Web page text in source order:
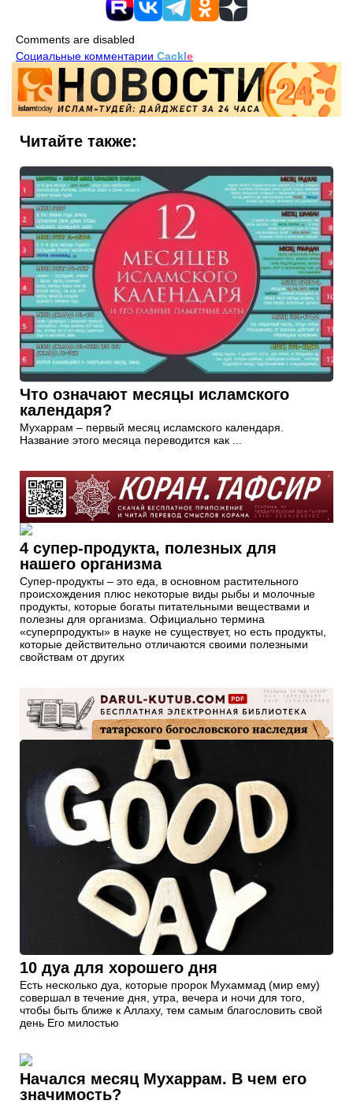
Comments are disabled
Социальные комментарии Cackle
Читайте также:
Что означают месяцы исламского
календаря?
Мухаррам – первый месяц исламского календаря.
Название этого месяца переводится как ...
4 супер-продукта, полезных для
нашего организма
Супер-продукты – это еда, в основном растительного
происхождения плюс некоторые виды рыбы и молочные
продукты, которые богаты питательными веществами и
полезны для организма. Официально термина
«суперпродукты» в науке не существует, но есть продукты,
которые действительно отличаются своими полезными
свойствам от других
10 дуа для хорошего дня
Есть несколько дуа, которые пророк Мухаммад (мир ему)
совершал в течение дня, утра, вечера и ночи для того,
чтобы быть ближе к Аллаху, тем самым благословить свой
день Его милостью
Начался месяц Мухаррам. В чем его
значимость?